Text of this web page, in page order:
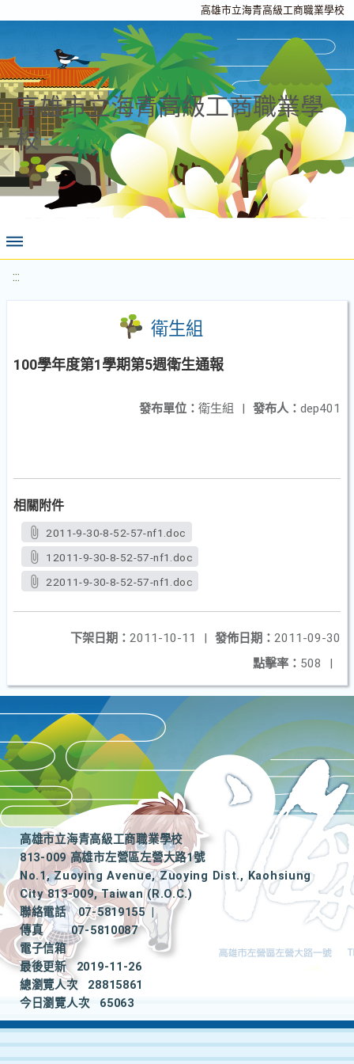
高雄市立海青高級工商職業學校
高雄市立海青高級工商職業學
校
:::
衛生組
100學年度第1學期第5週衛生通報
發布人： dep401
發布單位： 衛生組 |
相關附件
2011-9-30-8-52-57-nf1.doc
12011-9-30-8-52-57-nf1.doc
22011-9-30-8-52-57-nf1.doc
發佈日期： 2011-09-30
下架日期： 2011-10-11
|
點擊率： 508 |
高雄市立海青高級工商職業學校
813-009 高雄市左營區左營大路1號
No.1, Zuoying Avenue, Zuoying Dist., Kaohsiung
City 813-009, Taiwan (R.O.C.)
聯絡電話
07-5819155
|
傳真
07-5810087
電子信箱
最後更新
2019-11-26
總瀏覽人次
28815861
今日瀏覽人次
65063